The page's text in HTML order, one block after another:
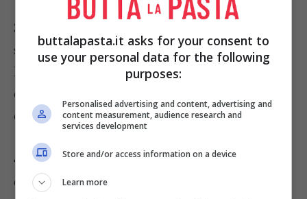
3)
spumeggiante e irroratele col succo del secondo
limone. In una ciotola amalgamate la
con la
cipollinae ilprezzemolo.
4) Servite le frittelle caldissimeaccompagnate
dalla salsa.
buttalapasta.it asks for your consent to
use your personal data for the following
purposes:
Personalised advertising and content, advertising and
content measurement, audience research and
services development
Store and/or access information on a device
Learn more